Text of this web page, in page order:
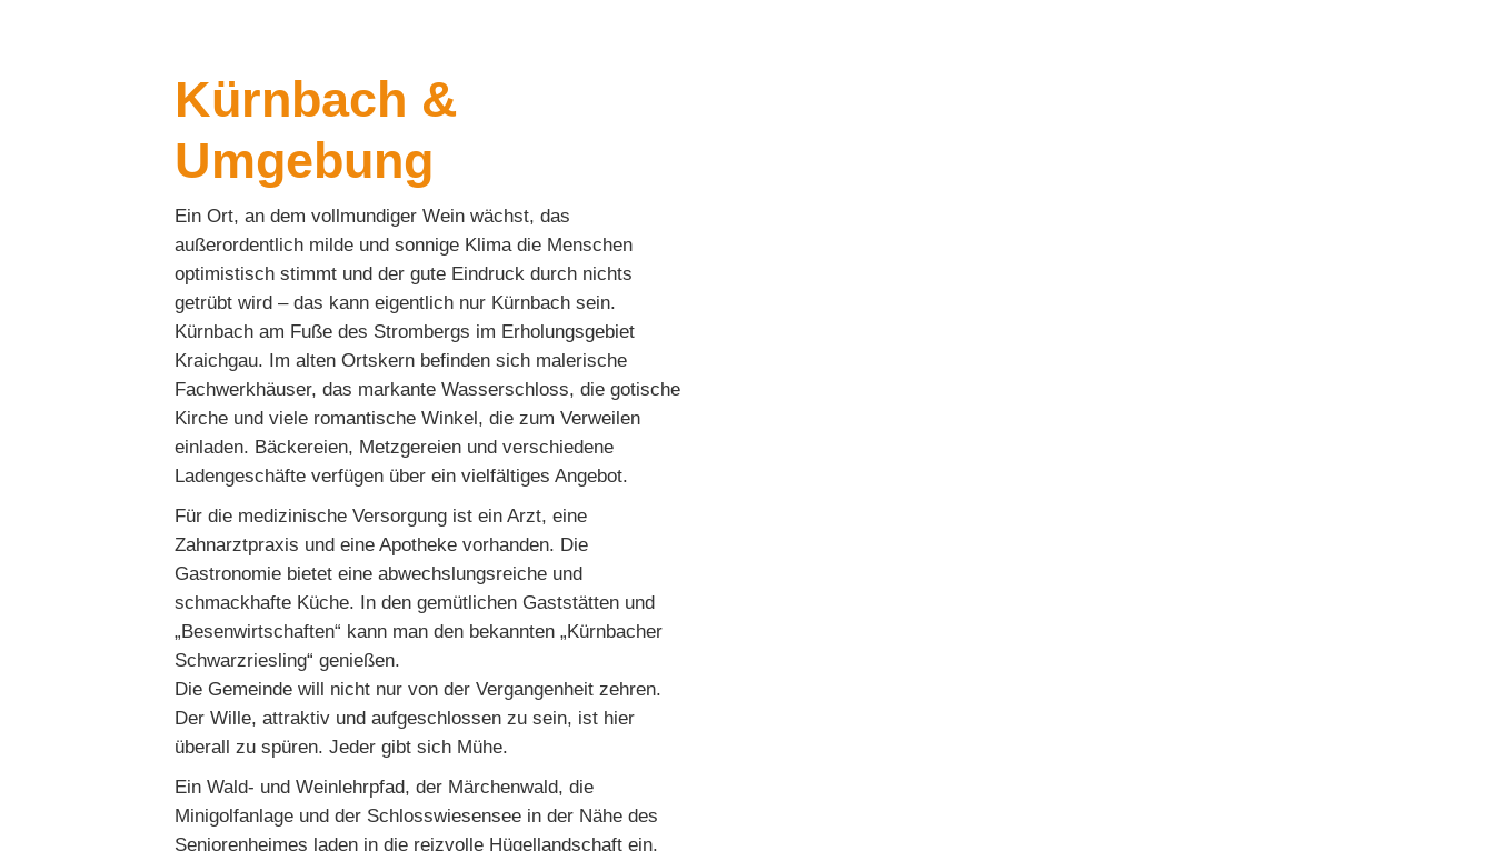
Kürnbach &
Umgebung
Ein Ort, an dem vollmundiger Wein wächst, das
außerordentlich milde und sonnige Klima die Menschen
optimistisch stimmt und der gute Eindruck durch nichts
getrübt wird – das kann eigentlich nur Kürnbach sein.
Kürnbach am Fuße des Strombergs im Erholungsgebiet
Kraichgau. Im alten Ortskern befinden sich malerische
Fachwerkhäuser, das markante Wasserschloss, die gotische
Kirche und viele romantische Winkel, die zum Verweilen
einladen. Bäckereien, Metzgereien und verschiedene
Ladengeschäfte verfügen über ein vielfältiges Angebot.
Für die medizinische Versorgung ist ein Arzt, eine
Zahnarztpraxis und eine Apotheke vorhanden. Die
Gastronomie bietet eine abwechslungsreiche und
schmackhafte Küche. In den gemütlichen Gaststätten und
„Besenwirtschaften“ kann man den bekannten „Kürnbacher
Schwarzriesling“ genießen.
Die Gemeinde will nicht nur von der Vergangenheit zehren.
Der Wille, attraktiv und aufgeschlossen zu sein, ist hier
überall zu spüren. Jeder gibt sich Mühe.
Ein Wald- und Weinlehrpfad, der Märchenwald, die
Minigolfanlage und der Schlosswiesensee in der Nähe des
Seniorenheimes laden in die reizvolle Hügellandschaft ein.